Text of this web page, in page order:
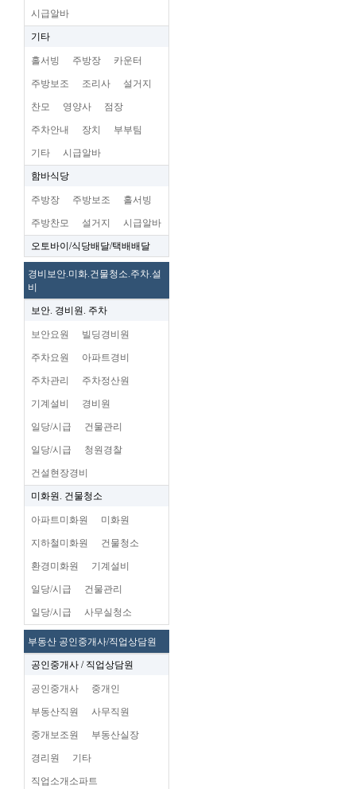
시급알바
기타
홀서빙 주방장 카운터
주방보조 조리사 설거지
찬모 영양사 점장
주차안내 장치 부부팀
기타 시급알바
함바식당
주방장 주방보조 홀서빙
주방찬모 설거지 시급알바
오토바이/식당배달/택배배달
경비보안.미화.건물청소.주차.설
비
보안. 경비원. 주차
보안요원 빌딩경비원
주차요원 아파트경비
주차관리 주차정산원
기계설비 경비원
일당/시급 건물관리
일당/시급 청원경찰
건설현장경비
미화원. 건물청소
아파트미화원 미화원
지하철미화원 건물청소
환경미화원 기계설비
일당/시급 건물관리
일당/시급 사무실청소
부동산 공인중개사/직업상담원
공인중개사 / 직업상담원
공인중개사 중개인
부동산직원 사무직원
중개보조원 부동산실장
경리원 기타
직업소개소파트